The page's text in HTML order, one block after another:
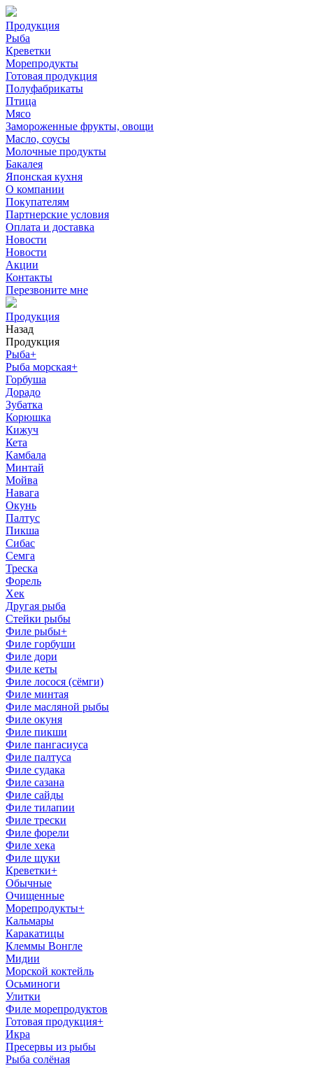
Продукция
Рыба
Креветки
Морепродукты
Готовая продукция
Полуфабрикаты
Птица
Мясо
Замороженные фрукты, овощи
Масло, соусы
Молочные продукты
Бакалея
Японская кухня
О компании
Покупателям
Партнерские условия
Оплата и доставка
Новости
Новости
Акции
Контакты
Перезвоните мне
Продукция
Назад
Продукция
Рыба+
Рыба морская+
Горбуша
Дорадо
Зубатка
Корюшка
Кижуч
Кета
Камбала
Минтай
Мойва
Навага
Окунь
Палтус
Пикша
Сибас
Семга
Треска
Форель
Хек
Другая рыба
Стейки рыбы
Филе рыбы+
Филе горбуши
Филе дори
Филе кеты
Филе лосоcя (сёмги)
Филе минтая
Филе масляной рыбы
Филе окуня
Филе пикши
Филе пангасиуса
Филе палтуса
Филе судака
Филе сазана
Филе сайды
Филе тилапии
Филе трески
Филе форели
Филе хека
Филе щуки
Креветки+
Обычные
Очищенные
Морепродукты+
Кальмары
Каракатицы
Клеммы Вонгле
Мидии
Морской коктейль
Осьминоги
Улитки
Филе морепродуктов
Готовая продукция+
Икра
Пресервы из рыбы
Рыба солёная